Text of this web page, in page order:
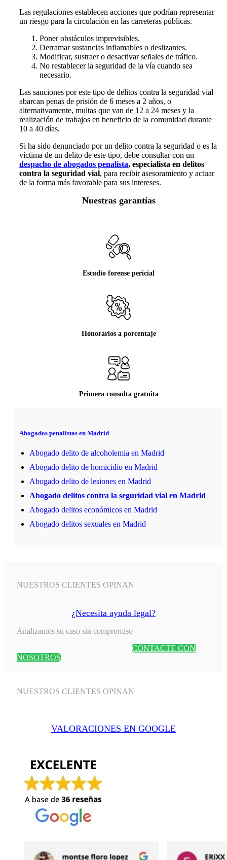
Las regulaciones establecen acciones que podrían representar
un riesgo para la circulación en las carreteras públicas.
Poner obstáculos imprevisibles.
Derramar sustancias inflamables o deslizantes.
Modificar, sustraer o desactivar señales de tráfico.
No restablecer la seguridad de la vía cuando sea
necesario.
Las sanciones por este tipo de delitos contra la seguridad vial
abarcan penas de prisión de 6 meses a 2 años, o
alternativamente, multas que van de 12 a 24 meses y la
realización de trabajos en beneficio de la comunidad durante
10 a 40 días.
Si ha sido denunciado por un delito contra la seguridad o es la
víctima de un delito de este tipo, debe consultar con un
despacho de abogados penalista, especialista en delitos
contra la seguridad vial, para recibir asesoramiento y actuar
de la forma más favorable para sus intereses.
Nuestras garantías
Estudio forense pericial
Honorarios a porcentaje
Primera consulta gratuita
Abogados penalistas en Madrid
Abogado delito de alcoholemia en Madrid
Abogado delito de homicidio en Madrid
Abogado delito de lesiones en Madrid
Abogado delitos contra la seguridad vial en Madrid
Abogado delitos económicos en Madrid
Abogado delitos sexuales en Madrid
NUESTROS CLIENTES OPINAN
¿Necesita ayuda legal?
Analizamos su caso sin compromiso
CONTACTE CON
NOSOTROS
NUESTROS CLIENTES OPINAN
VALORACIONES EN GOOGLE